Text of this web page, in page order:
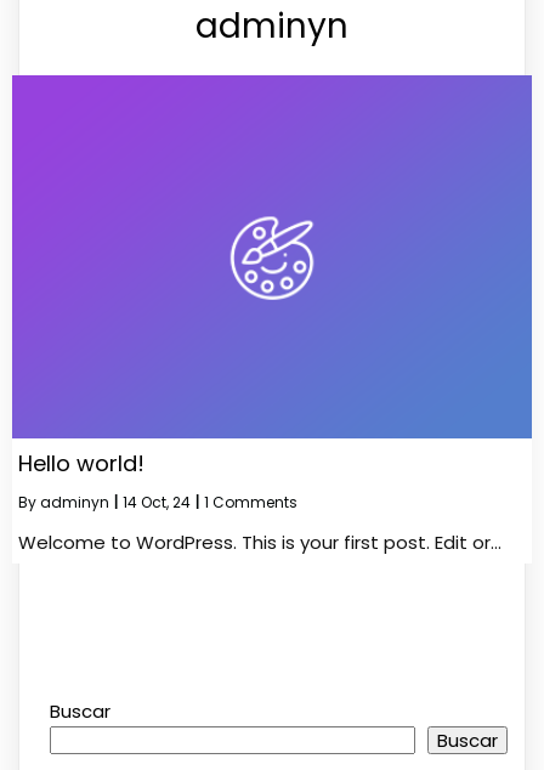
adminyn
Hello world!
Byadminyn 14Oct, 24 1 Comments
Welcome to WordPress. This is your first post. Edit or…
Buscar
Buscar